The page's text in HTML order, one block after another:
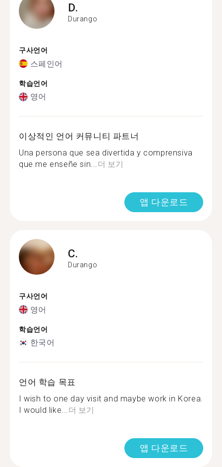
D.
Durango
구사언어
스페인어
학습언어
영어
이상적인 언어 커뮤니티 파트너
Una persona que sea divertida y comprensiva
que me enseñe sin...더 보기
앱 다운로드
C.
Durango
구사언어
영어
학습언어
한국어
언어 학습 목표
I wish to one day visit and maybe work in Korea.
I would like...더 보기
앱 다운로드